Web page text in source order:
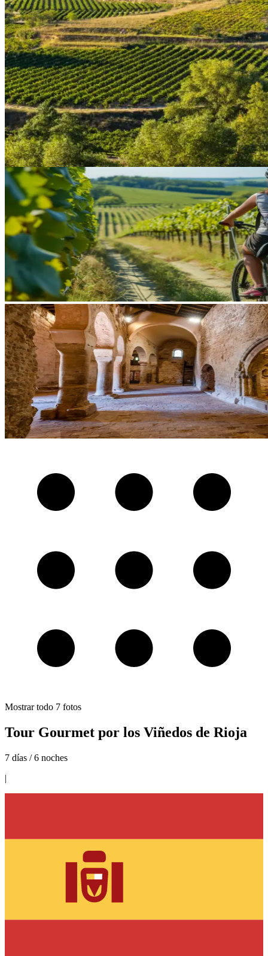
Mostrar todo 7 fotos
Tour Gourmet por los Viñedos de Rioja
7 días / 6 noches
|